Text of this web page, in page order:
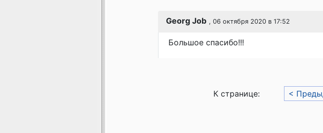
Georg Job , 06 октября 2020 в 17:52
Большое спасибо!!!
К странице: <